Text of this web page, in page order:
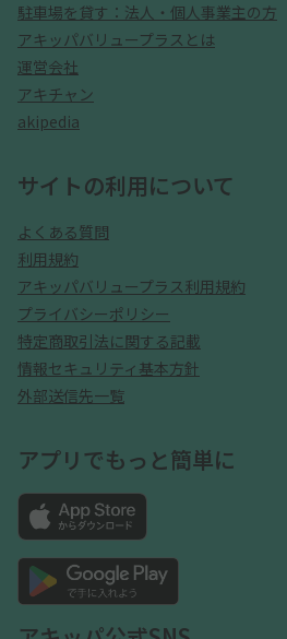
駐車場を貸す：法人・個人事業主の方
アキッパバリュープラスとは
運営会社
アキチャン
akipedia
サイトの利用について
よくある質問
利用規約
アキッパバリュープラス利用規約
プライバシーポリシー
特定商取引法に関する記載
情報セキュリティ基本方針
外部送信先一覧
アプリでもっと簡単に